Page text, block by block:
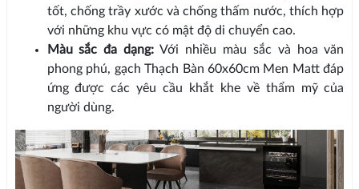
tốt, chống trầy xước và chống thấm nước, thích hợp
với những khu vực có mật độ di chuyển cao.
Màu sắc đa dạng: Với nhiều màu sắc và hoa văn
phong phú, gạch Thạch Bàn 60x60cm Men Matt đáp
ứng được các yêu cầu khắt khe về thẩm mỹ của
người dùng.